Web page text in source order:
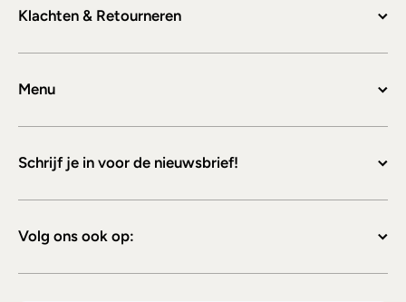
Klachten & Retourneren
Menu
Schrijf je in voor de nieuwsbrief!
Volg ons ook op: